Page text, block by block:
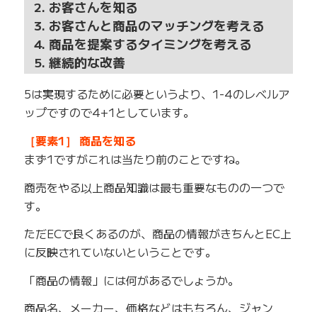
2. お客さんを知る
3. お客さんと商品のマッチングを考える
4. 商品を提案するタイミングを考える
5. 継続的な改善
5は実現するために必要というより、1-4のレベルア
ップですので4+1としています。
［要素1］ 商品を知る
まず1ですがこれは当たり前のことですね。
商売をやる以上商品知識は最も重要なものの一つで
す。
ただECで良くあるのが、商品の情報がきちんとEC上
に反映されていないということです。
「商品の情報」には何があるでしょうか。
商品名、メーカー、価格などはもちろん、ジャン